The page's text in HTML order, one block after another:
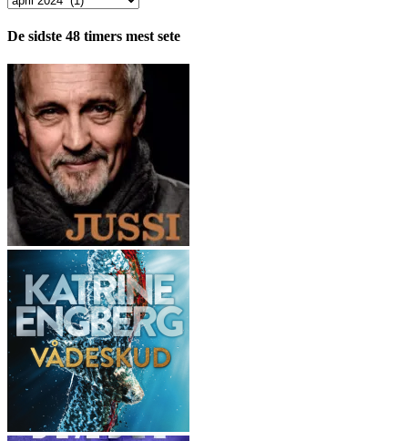
pr.
De sidste 48 timers mest sete